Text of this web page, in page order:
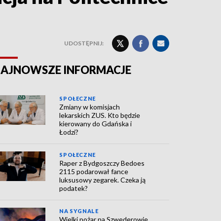
UDOSTĘPNIJ:
INFORMACJE
SPOŁECZNE
Zmiany w komisjach
lekarskich ZUS. Kto będzie
kierowany do Gdańska i
Łodzi?
SPOŁECZNE
Raper z Bydgoszczy Bedoes
2115 podarował fance
luksusowy zegarek. Czeka ją
podatek?
NA SYGNALE
Wielki pożar na Szwederowie